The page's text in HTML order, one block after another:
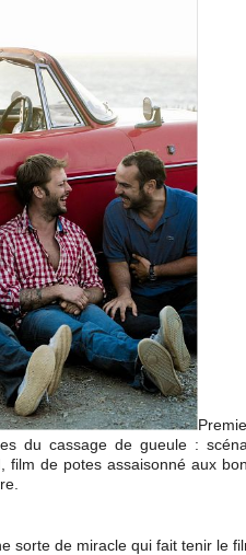
du cassage de gueule :
film de potes assaisonné aux
sorte de miracle qui fait tenir le